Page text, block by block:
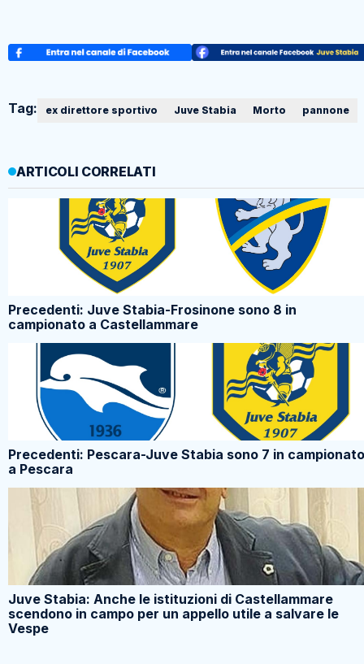
Tag: ex direttore sportivo Juve Stabia Morto pannone
ARTICOLI CORRELATI
Precedenti: Juve Stabia-Frosinone sono 8 in
campionato a Castellammare
Precedenti: Pescara-Juve Stabia sono 7 in campionato
a Pescara
Juve Stabia: Anche le istituzioni di Castellammare
scendono in campo per un appello utile a salvare le
Vespe